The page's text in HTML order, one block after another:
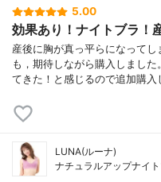
5.00
効果あり！ナイトブラ！
産後に胸が真っ平らになって
も，期待しながら購入しまし
てきた！と感じるので追加購
LUNA(ルーナ)
ナチュラルアップナイト